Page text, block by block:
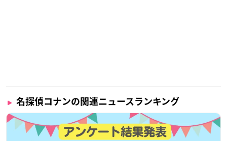
名探偵コナンの関連ニュースランキング